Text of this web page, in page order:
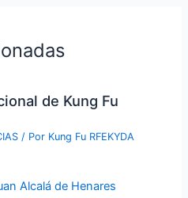
de Kung Fu
/ Por Kung Fu RFEKYDA